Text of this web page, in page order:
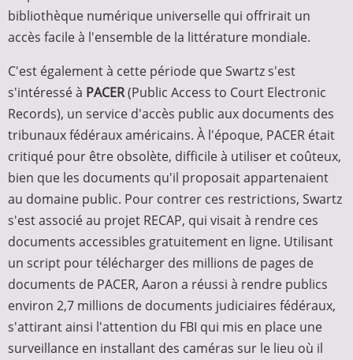
bibliothèque numérique universelle qui offrirait un
accès facile à l'ensemble de la littérature mondiale.
C'est également à cette période que Swartz s'est
s'intéressé à PACER(Public Access to Court Electronic
Records), un service d'accès public aux documents des
tribunaux fédéraux américains. À l'époque, PACER était
critiqué pour être obsolète, difficile à utiliser et coûteux,
bien que les documents qu'il proposait appartenaient
au domaine public. Pour contrer ces restrictions, Swartz
s'est associé au projet RECAP, qui visait à rendre ces
documents accessibles gratuitement en ligne. Utilisant
un script pour télécharger des millions de pages de
documents de PACER, Aaron a réussi à rendre publics
environ 2,7 millions de documents judiciaires fédéraux,
s'attirant ainsi l'attention du FBI qui mis en place une
surveillance en installant des caméras sur le lieu où il